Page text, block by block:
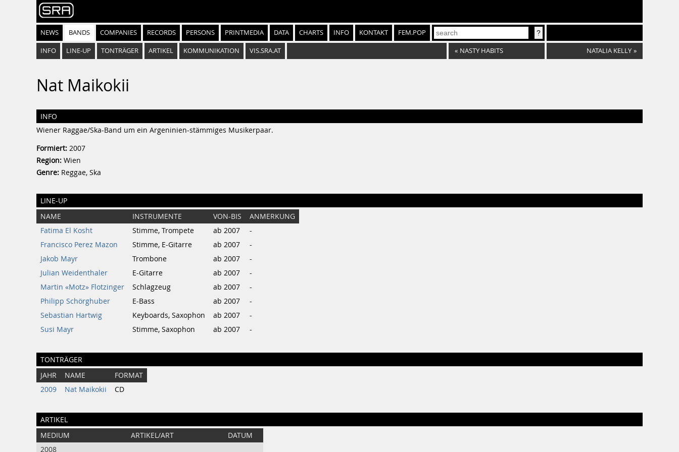
NEWS BANDS COMPANIES RECORDS PERSONS PRINTMEDIA DATA CHARTS INFO KONTAKT FEM.POP
INFO LINE-UP TONTRÄGER ARTIKEL KOMMUNIKATION VIS.SRA.AT « NASTY HABITS NATALIA KELLY »
Nat Maikokii
INFO
Wiener Raggae/Ska-Band um ein Argeninien-stämmiges Musikerpaar.
Formiert: 2007
Region: Wien
Genre: Reggae, Ska
LINE-UP
NAME INSTRUMENTE VON-BIS
ANMERKUNG
Fatima El Kosht
Stimme, Trompete ab 2007
-
Francisco Perez Mazon
Stimme, E-Gitarre ab 2007
-
Jakob Mayr
Trombone ab 2007
-
Julian Weidenthaler
E-Gitarre ab 2007
-
Martin «Motz» Flotzinger
Schlagzeug ab 2007
-
Philipp Schörghuber
E-Bass ab 2007
-
Sebastian Hartwig
Keyboards, Saxophon ab 2007
-
Susi Mayr
Stimme, Saxophon ab 2007 -
TONTRÄGER
JAHR NAME
FORMAT
2009
Nat Maikokii CD
ARTIKEL
MEDIUM ARTIKEL/ART
DATUM
2008